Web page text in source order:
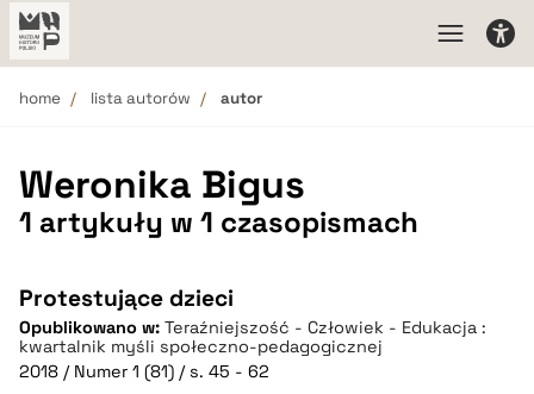
home lista autorów autor
Weronika Bigus
1 artykuły w 1 czasopismach
Protestujące dzieci
Opublikowano w: Teraźniejszość - Człowiek - Edukacja :
kwartalnik myśli społeczno-pedagogicznej
2018 / Numer 1 (81) / s. 45 - 62